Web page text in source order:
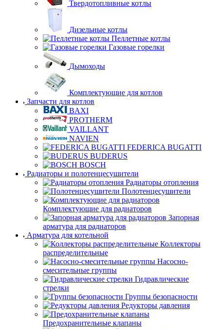
Твердотопливные котлы
Дизельные котлы
Пеллетные котлы
Газовые горелки
Дымоходы
Комплектующие для котлов
Запчасти для котлов
BAXI
PROTHERM
VAILLANT
NAVIEN
FEDERICA BUGATTI
BUDERUS
BOSCH
Радиаторы и полотенцесушители
Радиаторы отопления
Полотенцесушители
Комплектующие для радиаторов
Запорная
арматура для радиаторов
Арматура для котельной
Коллекторы
распределительные
Насосно-
смесительные группы
Гидравлические
стрелки
Группы безопасности
Редукторы давления
Предохранительные клапаны